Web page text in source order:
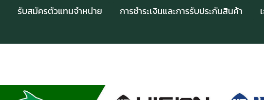
รับสมัครตัวแทนจำหน่าย การชำระเงินและการรับประกันสินค้า